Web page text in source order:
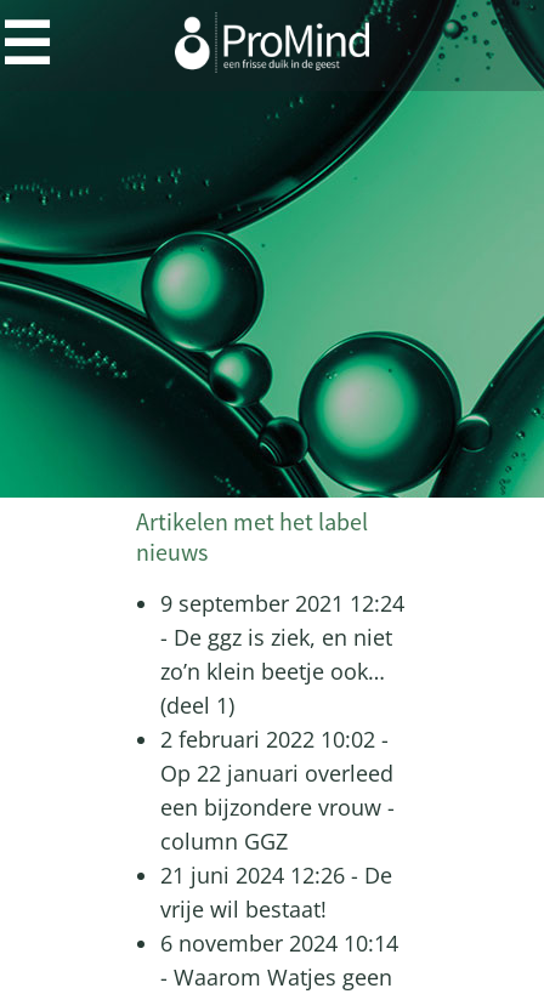
Artikelen met het label
nieuws
9 september 2021 12:24
- De ggz is ziek, en niet
zo’n klein beetje ook…
(deel 1)
2 februari 2022 10:02 -
Op 22 januari overleed
een bijzondere vrouw -
column GGZ
21 juni 2024 12:26 - De
vrije wil bestaat!
6 november 2024 10:14
- Waarom Watjes geen